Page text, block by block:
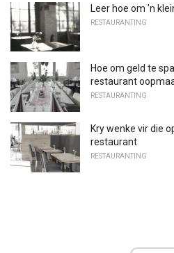
Leer hoe om 'n
RESTAURANTING
Hoe om geld te
restaurant
RESTAURANTING
Kry wenke vir die
restaurant
RESTAURANTING